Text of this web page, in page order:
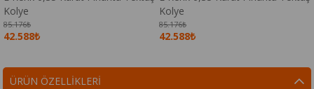
ÜRÜN ÖZELLIKLERI
Kolye
42.588₺
85.176₺
Kolye
42.588₺
85.176₺